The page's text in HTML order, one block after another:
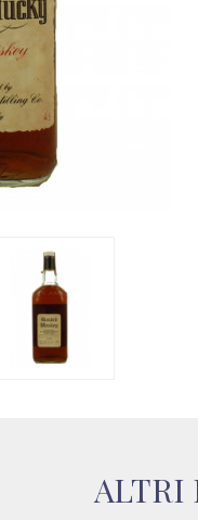
ALTRI